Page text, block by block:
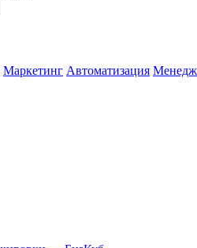
Маркетинг Автоматизация